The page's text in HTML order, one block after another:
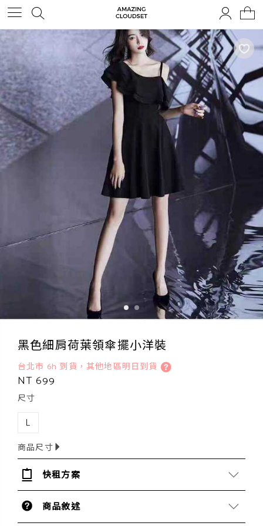
黑色細肩荷葉領傘擺小洋裝
台北市 6h 到貨，其他地區明日到貨
NT 699
尺寸
L
商品尺寸
快租方案
商品敘述